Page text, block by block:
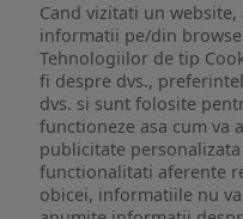
Cand vizitati un website,
informatii pe/din
Tehnologiilor de tip
fi despre dvs.,
dvs. si sunt folosite
functioneze asa cum va
publicitate
functionalitati aferente
obicei, informatiile nu